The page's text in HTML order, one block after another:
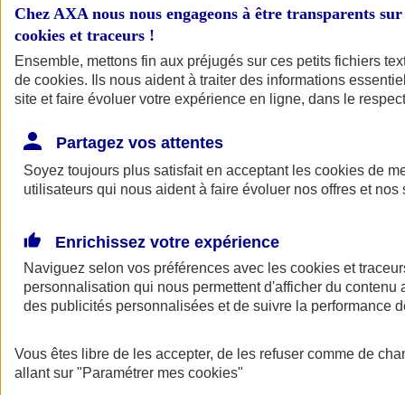
AXA Assurance
Chez AXA nous nous engageons à être transparents
cookies et traceurs !
Ensemble, mettons fin aux préjugés sur ces petits fichiers
de cookies. Ils nous aident à traiter des informations
site et faire évoluer votre expérience en ligne, dans le
Partagez vos attentes
Soyez toujours plus satisfait en acceptant les cookies de
utilisateurs qui nous aident à faire évoluer nos offres et nos
Enrichissez votre expérience
Naviguez selon vos préférences avec les cookies et
personnalisation qui nous permettent d'afficher du contenu
des publicités personnalisées et de suivre la performance
Vous êtes libre de les accepter, de les refuser comme de
allant sur "Paramétrer mes cookies"